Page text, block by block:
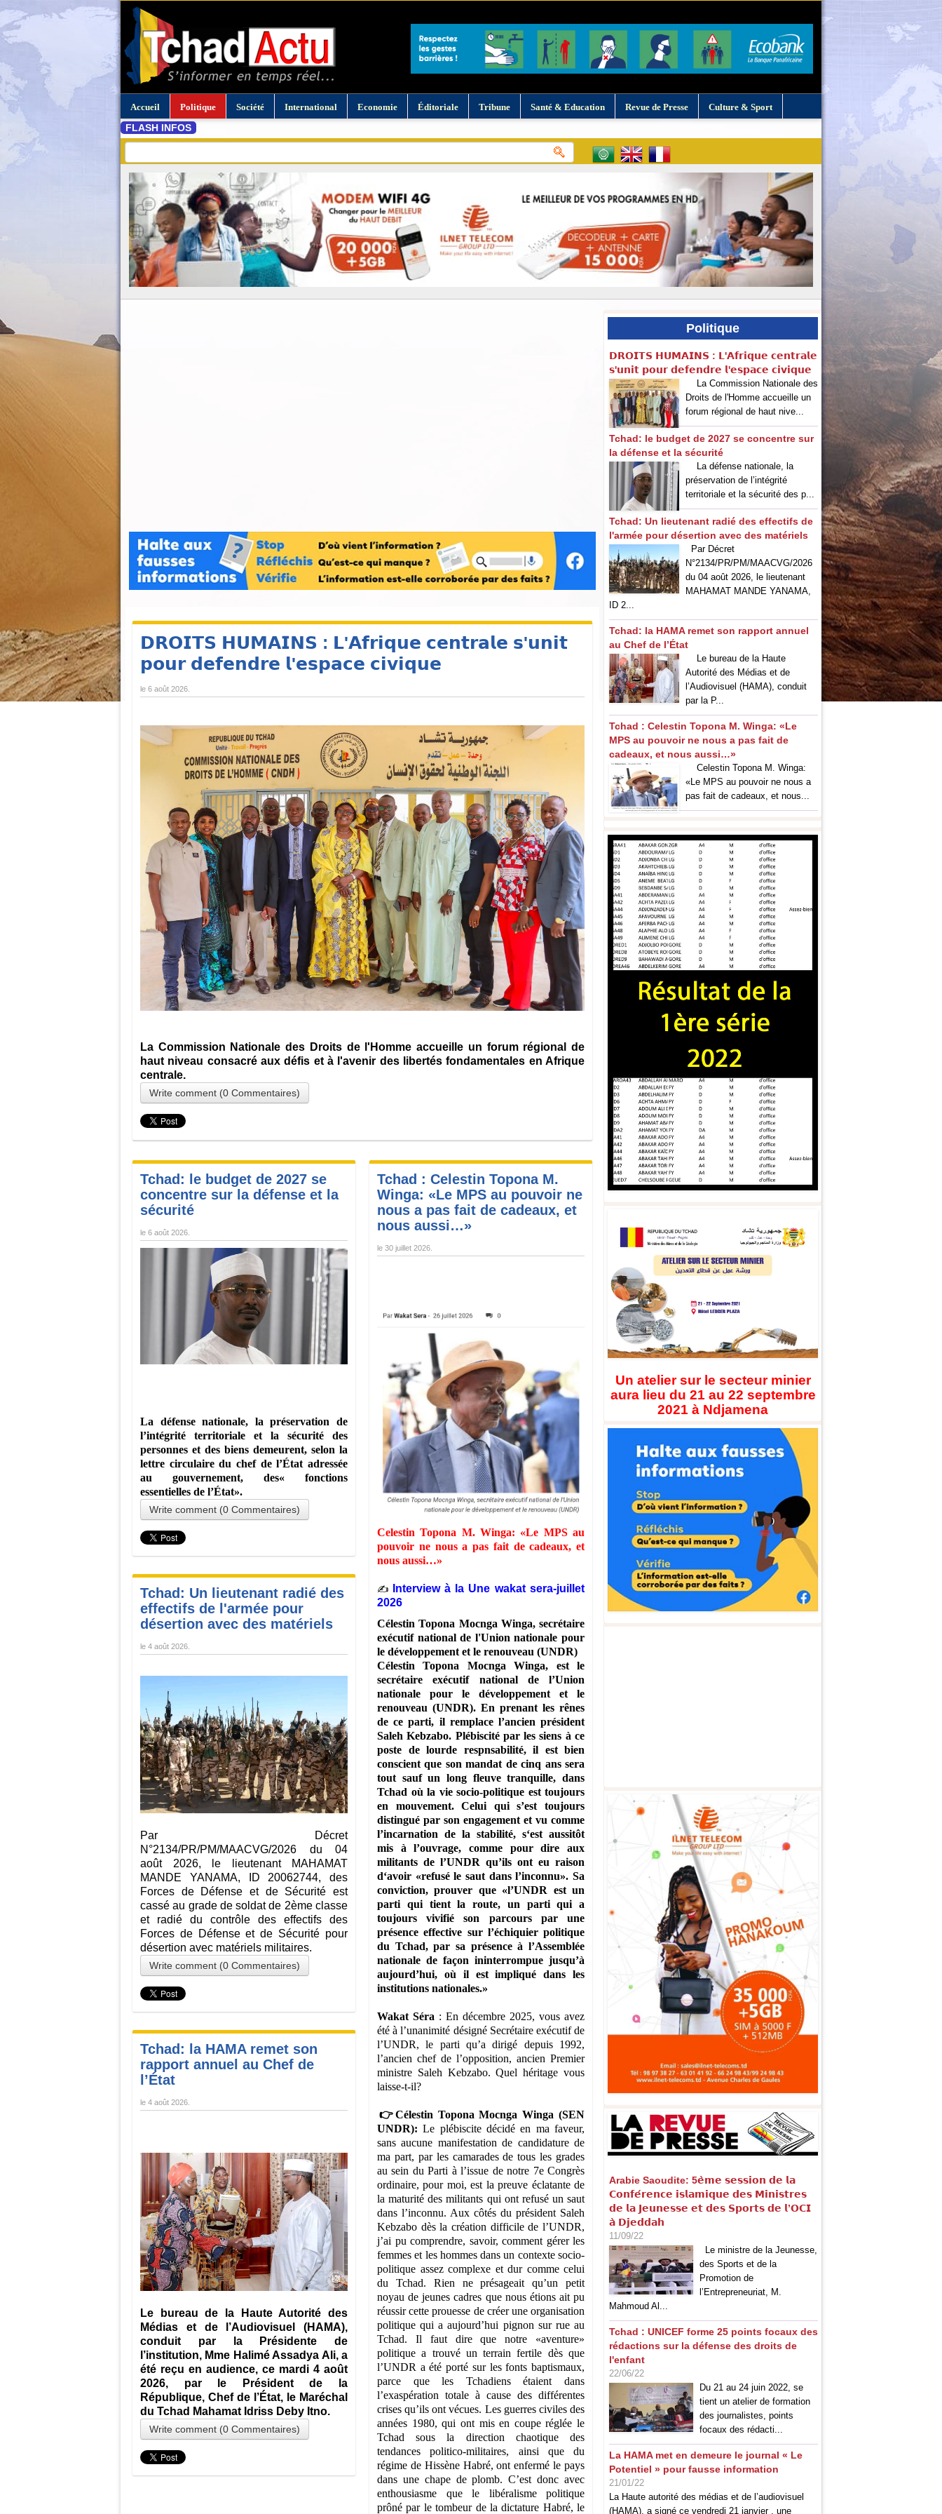
Accueil Politique Société International Economie Éditoriale Tribune Santé & Education Revue de Presse Culture & Sport
FLASH INFOS
𝗗𝗥𝗢𝗜𝗧𝗦 𝗛𝗨𝗠𝗔𝗜𝗡𝗦 : 𝗟'𝗔𝗳𝗿𝗶𝗾𝘂𝗲 𝗰𝗲𝗻𝘁𝗿𝗮𝗹𝗲 𝘀'𝘂𝗻𝗶𝘁
𝗽𝗼𝘂𝗿 𝗱𝗲𝗳𝗲𝗻𝗱𝗿𝗲 𝗹'𝗲𝘀𝗽𝗮𝗰𝗲 𝗰𝗶𝘃𝗶𝗾𝘂𝗲
le 6 août 2026
La Commission Nationale des Droits de l'Homme accueille un forum régional de
haut niveau consacré aux défis et à l'avenir des libertés fondamentales en Afrique
centrale.
Write comment (0 Commentaires)
Tchad: le budget de 2027 se
concentre sur la défense et la
sécurité
le 6 août 2026
La défense nationale, la préservation de
l’intégrité territoriale et la sécurité des
personnes et des biens demeurent, selon la
lettre circulaire du chef de l’État adressée
au gouvernement, des« fonctions
essentielles de l’État».
Write comment (0 Commentaires)
Tchad: Un lieutenant radié des
effectifs de l'armée pour
désertion avec des matériels
le 4 août 2026
Par Décret
N°2134/PR/PM/MAACVG/2026 du 04
août 2026, le lieutenant MAHAMAT
MANDE YANAMA, ID 20062744, des
Forces de Défense et de Sécurité est
cassé au grade de soldat de 2ème classe
et radié du contrôle des effectifs des
Forces de Défense et de Sécurité pour
désertion avec matériels militaires.
Write comment (0 Commentaires)
Tchad: la HAMA remet son
rapport annuel au Chef de
l’État
le 4 août 2026
Le bureau de la Haute Autorité des
Médias et de l’Audiovisuel (HAMA),
conduit par la Présidente de
l’institution, Mme Halimé Assadya Ali, a
été reçu en audience, ce mardi 4 août
2026, par le Président de la
République, Chef de l’État, le Maréchal
du Tchad Mahamat Idriss Deby Itno.
Write comment (0 Commentaires)
Tchad : Celestin Topona M.
Winga: «Le MPS au pouvoir ne
nous a pas fait de cadeaux, et
nous aussi…»
le 30 juillet 2026
‎Celestin Topona M. Winga: «Le MPS au
pouvoir ne nous a pas fait de cadeaux, et
nous aussi…»
‎✍️
‎Interview à la Une ‎wakat sera-juillet
2026
‎Célestin Topona Mocnga Winga, secrétaire
exécutif national de l'Union nationale pour
le développement et le renouveau (UNDR)
‎Célestin Topona Mocnga Winga, est le
secrétaire exécutif national de l’Union
nationale pour le développement et le
renouveau (UNDR). En prenant les rênes
de ce parti, il remplace l’ancien président
Saleh Kebzabo. Plébiscité par les siens à ce
poste de lourde respnsabilité, il est bien
conscient que son mandat de cinq ans sera
tout sauf un long fleuve tranquille, dans
Tchad où la vie socio-politique est toujours
en mouvement. Celui qui s’est toujours
distingué par son engagement et vu comme
l’incarnation de la stabilité, s‘est aussitôt
mis à l’ouvrage, comme pour dire aux
militants de l’UNDR qu’ils ont eu raison
d‘avoir «refusé le saut dans l’inconnu». Sa
conviction, prouver que «l’UNDR est un
parti qui tient la route, un parti qui a
toujours vivifié son parcours par une
présence effective sur l’échiquier politique
du Tchad, par sa présence à l’Assemblée
nationale de façon ininterrompue jusqu’à
aujourd’hui, où il est impliqué dans les
institutions nationales.»
‎Wakat Séra : En décembre 2025, vous avez
été à l’unanimité désigné Secrétaire exécutif de
l’UNDR, le parti qu’a dirigé depuis 1992,
l’ancien chef de l’opposition, ancien Premier
ministre Saleh Kebzabo. Quel héritage vous
laisse-t-il?
‎👉Célestin Topona Mocnga Winga (SEN
UNDR): Le plébiscite décidé en ma faveur,
sans aucune manifestation de candidature de
ma part, par les camarades de tous les grades
au sein du Parti à l’issue de notre 7e Congrès
ordinaire, pour moi, est la preuve éclatante de
la maturité des militants qui ont refusé un saut
dans l’inconnu. Aux côtés du président Saleh
Kebzabo dès la création difficile de l’UNDR,
j’ai pu comprendre, savoir, comment gérer les
femmes et les hommes dans un contexte socio-
politique assez complexe et dur comme celui
du Tchad. Rien ne présageait qu’un petit
noyau de jeunes cadres que nous étions ait pu
réussir cette prouesse de créer une organisation
politique qui a aujourd’hui pignon sur rue au
Tchad. Il faut dire que notre «aventure»
politique a trouvé un terrain fertile dès que
l’UNDR a été porté sur les fonts baptismaux,
parce que les Tchadiens étaient dans
l’exaspération totale à cause des différentes
crises qu’ils ont vécues. Les guerres civiles des
années 1980, qui ont mis en coupe réglée le
Tchad sous la direction chaotique des
tendances politico-militaires, ainsi que du
régime de Hissène Habré, ont enfermé le pays
dans une chape de plomb. C’est donc avec
enthousiasme que le libéralisme politique
prôné par le tombeur de la dictature Habré, le
Politique
𝗗𝗥𝗢𝗜𝗧𝗦 𝗛𝗨𝗠𝗔𝗜𝗡𝗦 : 𝗟'𝗔𝗳𝗿𝗶𝗾𝘂𝗲 𝗰𝗲𝗻𝘁𝗿𝗮𝗹𝗲
𝘀'𝘂𝗻𝗶𝘁 𝗽𝗼𝘂𝗿 𝗱𝗲𝗳𝗲𝗻𝗱𝗿𝗲 𝗹'𝗲𝘀𝗽𝗮𝗰𝗲 𝗰𝗶𝘃𝗶𝗾𝘂𝗲
La Commission Nationale des
Droits de l'Homme accueille un
forum régional de haut nive...
Tchad: le budget de 2027 se concentre sur
la défense et la sécurité
La défense nationale, la
préservation de l’intégrité
territoriale et la sécurité des p...
Tchad: Un lieutenant radié des effectifs de
l'armée pour désertion avec des matériels
Par Décret
N°2134/PR/PM/MAACVG/2026
du 04 août 2026, le lieutenant
MAHAMAT MANDE YANAMA,
ID 2...
Tchad: la HAMA remet son rapport annuel
au Chef de l’État
Le bureau de la Haute
Autorité des Médias et de
l’Audiovisuel (HAMA), conduit
par la P...
Tchad : Celestin Topona M. Winga: «Le
MPS au pouvoir ne nous a pas fait de
cadeaux, et nous aussi…»
‎Celestin Topona M. Winga:
«Le MPS au pouvoir ne nous a
pas fait de cadeaux, et nous...
Un atelier sur le secteur minier
aura lieu du 21 au 22 septembre
2021 à Ndjamena
Arabie Saoudite: 5𝗲̀𝗺𝗲 𝘀𝗲𝘀𝘀𝗶𝗼𝗻 𝗱𝗲 𝗹𝗮
𝗖𝗼𝗻𝗳𝗲́𝗿𝗲𝗻𝗰𝗲 𝗶𝘀𝗹𝗮𝗺𝗶𝗾𝘂𝗲 𝗱𝗲𝘀 𝗠𝗶𝗻𝗶𝘀𝘁𝗿𝗲𝘀
𝗱𝗲 𝗹𝗮 𝗝𝗲𝘂𝗻𝗲𝘀𝘀𝗲 𝗲𝘁 𝗱𝗲𝘀 𝗦𝗽𝗼𝗿𝘁𝘀 𝗱𝗲 𝗹’𝗢𝗖𝗜
𝗮̀ 𝗗𝗷𝗲𝗱𝗱𝗮𝗵
11/09/22
Le ministre de la Jeunesse,
des Sports et de la
Promotion de
l’Entrepreneuriat, M.
Mahmoud Al...
Tchad : UNICEF forme 25 points focaux des
rédactions sur la défense des droits de
l'enfant
22/06/22
Du 21 au 24 juin 2022, se
tient un atelier de formation
des journalistes, points
focaux des rédacti...
La HAMA met en demeure le journal « Le
Potentiel » pour fausse information
21/01/22
La Haute autorité des médias et de l’audiovisuel
(HAMA), a signé ce vendredi 21 janvier , une